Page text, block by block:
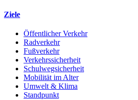
Ziele
Öffentlicher Verkehr
Radverkehr
Fußverkehr
Verkehrssicherheit
Schulwegsicherheit
Mobilität im Alter
Umwelt & Klima
Standpunkt